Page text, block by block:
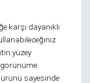
karşı dayanıklı
yüzey
görünüme
sayesinde